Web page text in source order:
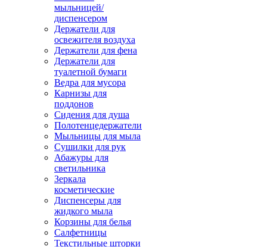
мыльницей/
диспенсером
Держатели для
освежителя воздуха
Держатели для фена
Держатели для
туалетной бумаги
Ведра для мусора
Карнизы для
поддонов
Сидения для душа
Полотенцедержатели
Мыльницы для мыла
Сушилки для рук
Абажуры для
светильника
Зеркала
косметические
Диспенсеры для
жидкого мыла
Корзины для белья
Салфетницы
Текстильные шторки